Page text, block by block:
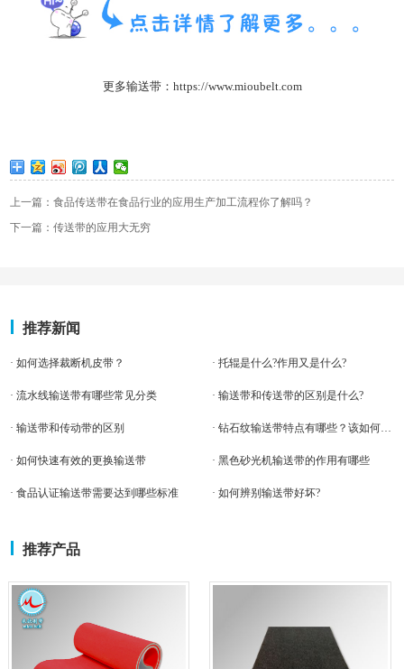
更多输送带：https://www.mioubelt.com
上一篇：食品传送带在食品行业的应用生产加工流程你了解吗？
下一篇：传送带的应用大无穷
推荐新闻
· 如何选择裁断机皮带？ · 托辊是什么?作用又是什么?
· 流水线输送带有哪些常见分类 · 输送带和传送带的区别是什么?
· 输送带和传动带的区别
· 如何快速有效的更换输送带 · 黑色砂光机输送带的作用有哪些
· 食品认证输送带需要达到哪些标准 · 如何辨别输送带好坏?
推荐产品